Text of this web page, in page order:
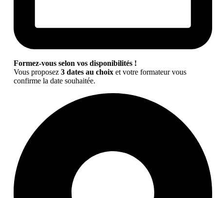
Formez-vous selon vos disponibilités !
Vous proposez 3 dates au choix et votre formateur vous
confirme la date souhaitée.